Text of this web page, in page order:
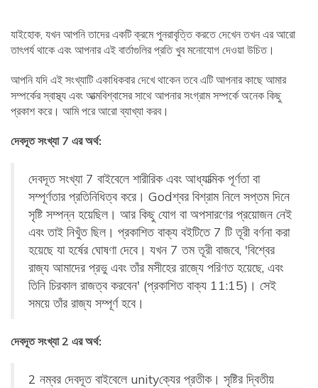
যাইহোক, যখন আপনি তাদের একটি ক্রমে পুনরাবৃত্তি করতে দেখেন তখন এর আরো
তাৎপর্য থাকে এবং আপনার এই বার্তাগুলির প্রতি খুব মনোযোগ দেওয়া উচিত।
আপনি যদি এই সংখ্যাটি একাধিকবার দেখে থাকেন তবে এটি আপনার কাছে আমার
সম্পর্কের স্বাস্থ্য এবং আত্মবিশ্বাসের সাথে আপনার সংগ্রাম সম্পর্কে অনেক কিছু
প্রকাশ করে। আমি পরে আরো ব্যাখ্যা করব।
দেবদূত সংখ্যা 7 এর অর্থ:
দেবদূত সংখ্যা 7 বাইবেলে শারীরিক এবং আধ্যাত্মিক পূর্ণতা বা
সম্পূর্ণতার প্রতিনিধিত্ব করে। Godশ্বর বিশ্রাম নিলে সপ্তম দিনে
সৃষ্টি সম্পন্ন হয়েছিল। আর কিছু যোগ বা অপসারণের প্রয়োজন নেই
এবং তাই নিখুঁত ছিল। প্রকাশিত বাক্য বইটিতে 7 টি তূরী বর্ণনা করা
হয়েছে যা হর্ষের ঘোষণা দেবে। যখন 7 তম তূরী বাজবে, 'বিশ্বের
রাজ্য আমাদের প্রভু এবং তাঁর মসীহের রাজ্যে পরিণত হয়েছে, এবং
তিনি চিরকাল রাজত্ব করবেন' (প্রকাশিত বাক্য 11:15)। সেই
সময়ে তাঁর রাজ্য সম্পূর্ণ হবে।
দেবদূত সংখ্যা 2 এর অর্থ:
2 নম্বর দেবদূত বাইবেলে unityক্যের প্রতীক। সৃষ্টির দ্বিতীয়